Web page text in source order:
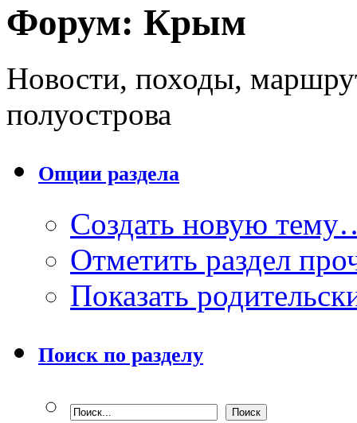
Форум: Крым
Новости, походы,
полуострова
Опции раздела
Создать новую
Отметить раздел
Показать
Поиск по разделу